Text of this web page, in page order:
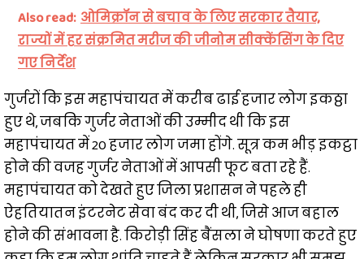
Also read: ओमिक्रॉन से बचाव के लिए सरकार तैयार,
राज्यों में हर संक्रमित मरीज की जीनोम सीक्केंसिंग के दिए
गए निर्देश
गुर्जरों कि इस महापंचायत में करीब ढाई हजार लोग इकठ्ठा
हुए थे, जबकि गुर्जर नेताओं की उम्मीद थी कि इस
महापंचायत में 20 हजार लोग जमा होंगे. सूत्र कम भीड़ इकट्ठा
होने की वजह गुर्जर नेताओं में आपसी फूट बता रहे हैं.
महापंचायत को देखते हुए जिला प्रशासन ने पहले ही
ऐहतियातन इंटरनेट सेवा बंद कर दी थी, जिसे आज बहाल
होने की संभावना है. किरोड़ी सिंह बैंसला ने घोषणा करते हुए